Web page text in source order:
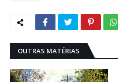
OUTRAS MATÉRIAS